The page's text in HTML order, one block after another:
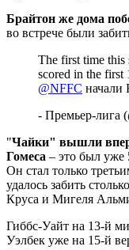
Брайтон же дома
во встрече были
The first time this
scored in the first
@NFFC начали
- Премьер-лига
"Чайки" вышли
Гомеса – это был уже
Он стал только
удалось забить
Круса и Мигеля
Гиббс-Уайт на 13-й
Уэлбек уже на 15-й